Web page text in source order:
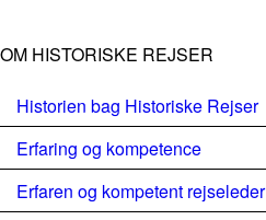
OM HISTORISKE REJSER
Historien bag Historiske Rejser
Erfaring og kompetence
Erfaren og kompetent rejseleder